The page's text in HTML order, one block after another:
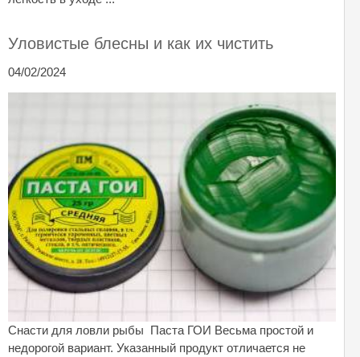
Уловистые блесны и как их чистить
04/02/2024
Снасти для ловли рыбы Паста ГОИ Весьма простой и
недорогой вариант. Указанный продукт отличается не